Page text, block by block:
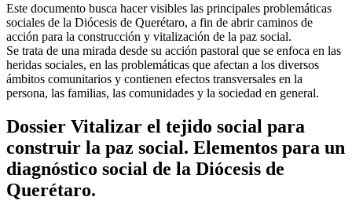
Este documento busca hacer visibles las principales problemáticas
sociales de la Diócesis de Querétaro, a fin de abrir caminos de
acción para la construcción y vitalización de la paz social.
Se trata de una mirada desde su acción pastoral que se enfoca en las
heridas sociales, en las problemáticas que afectan a los diversos
ámbitos comunitarios y contienen efectos transversales en la
persona, las familias, las comunidades y la sociedad en general.
Dossier Vitalizar el tejido social para
construir la paz social. Elementos para un
diagnóstico social de la Diócesis de
Querétaro.